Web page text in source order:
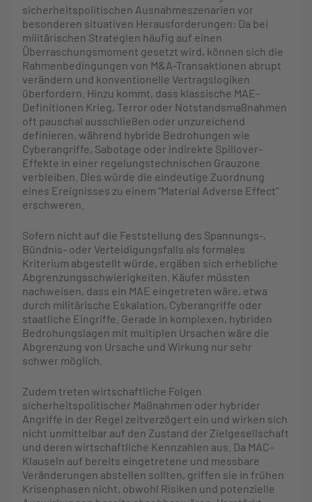
sicherheitspolitischen Ausnahmeszenarien vor
besonderen situativen Herausforderungen: Da bei
militärischen Strategien häufig auf einen
Überraschungsmoment gesetzt wird, können sich die
Rahmenbedingungen von M&A-Transaktionen abrupt
verändern und konventionelle Vertragslogiken
überfordern. Hinzu kommt, dass klassische MAE-
Definitionen Krieg, Terror oder Notstandsmaßnahmen
oft pauschal ausschließen oder unzureichend
definieren, während hybride Bedrohungen wie
Cyberangriffe, Sabotage oder indirekte Spillover-
Effekte in einer regelungstechnischen Grauzone
verbleiben. Dies würde die eindeutige Zuordnung
eines Ereignisses zu einem “Material Adverse Effect”
erschweren.
Sofern nicht auf die Feststellung des Spannungs-,
Bündnis- oder Verteidigungsfalls als formales
Kriterium abgestellt würde, ergäben sich erhebliche
Abgrenzungsschwierigkeiten. Käufer müssten
nachweisen, dass ein MAE eingetreten wäre, etwa
durch militärische Eskalation, Cyberangriffe oder
staatliche Eingriffe. Gerade in komplexen, hybriden
Bedrohungslagen mit multiplen Ursachen wäre die
Abgrenzung von Ursache und Wirkung nur sehr
schwer möglich.
Zudem treten wirtschaftliche Folgen
sicherheitspolitischer Maßnahmen oder hybrider
Angriffe in der Regel zeitverzögert ein und wirken sich
nicht unmittelbar auf den Zustand der Zielgesellschaft
und deren wirtschaftliche Kennzahlen aus. Da MAC-
Klauseln auf bereits eingetretene und messbare
Veränderungen abstellen sollten, griffen sie in frühen
Krisenphasen nicht, obwohl Risiken und potenzielle